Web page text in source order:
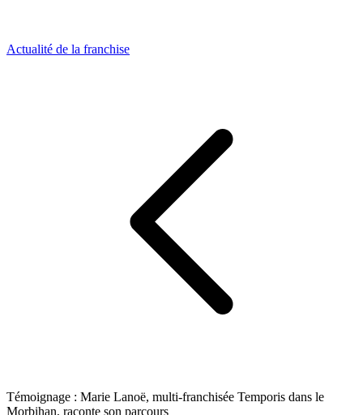
Actualité de la franchise
Témoignage : Marie Lanoë, multi-franchisée Temporis dans le
Morbihan, raconte son parcours